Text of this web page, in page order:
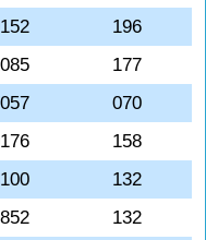
196
177
070
158
132
132